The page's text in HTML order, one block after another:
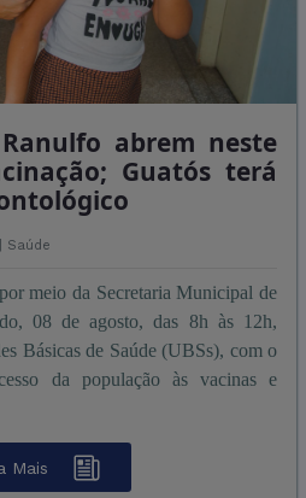
abrem neste
Guatós terá
Saúde
meio da Secretaria Municipal de
08 de agosto, das 8h às 12h,
Básicas de Saúde (UBSs), com o
da população às vacinas e
Mais